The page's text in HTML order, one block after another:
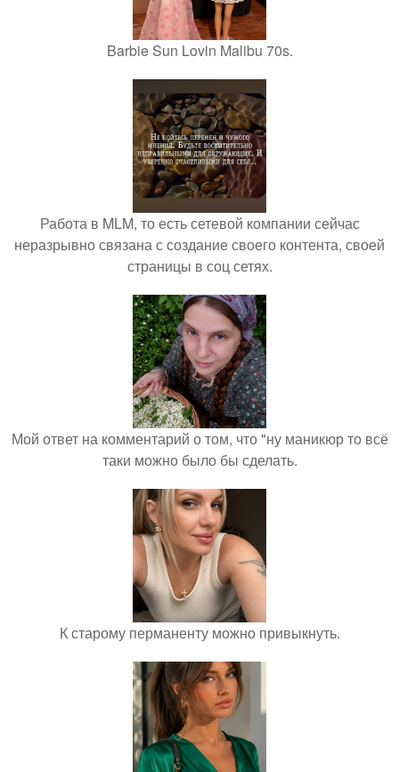
Barbie Sun Lovin Malibu 70s.
Работа в MLM, то есть сетевой компании сейчас
неразрывно связана с создание своего контента, своей
страницы в соц сетях.
Мой ответ на комментарий о том, что "ну маникюр то всё
таки можно было бы сделать.
К старому перманенту можно привыкнуть.